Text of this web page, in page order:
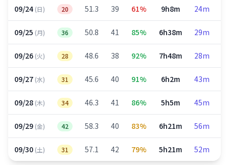
09/24(日) 20 51.3 39 61% 9h8m 24m
09/25 (月) 36 50.8 41 85% 6h38m 29m
09/26(火) 28 48.6 38 92% 7h48m 28m
09/27(水) 31 45.6 40 91% 6h2m 43m
09/28(木) 34 46.3 41 86% 5h5m 45m
09/29(金) 42 58.3 40 83% 6h21m 56m
09/30(土) 31 57.1 42 79% 5h21m 52m